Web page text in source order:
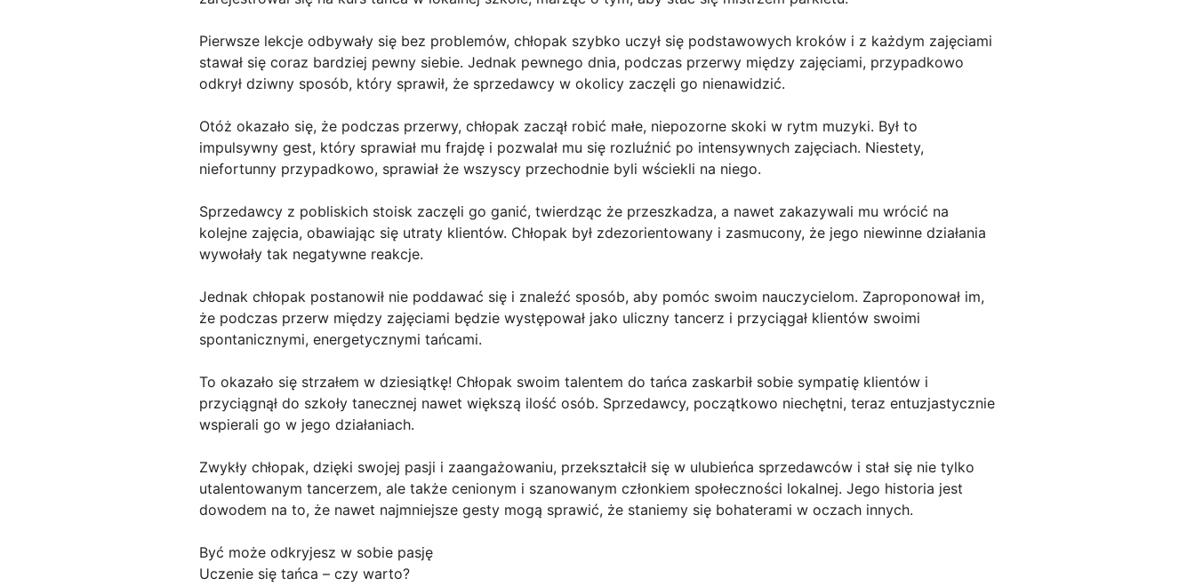
Pierwsze lekcje odbywały się bez problemów, chłopak szybko uczył się podstawowych kroków i z każdym zajęciami
stawał się coraz bardziej pewny siebie. Jednak pewnego dnia, podczas przerwy między zajęciami, przypadkowo
odkrył dziwny sposób, który sprawił, że sprzedawcy w okolicy zaczęli go nienawidzić.
Otóż okazało się, że podczas przerwy, chłopak zaczął robić małe, niepozorne skoki w rytm muzyki. Był to
impulsywny gest, który sprawiał mu frajdę i pozwalał mu się rozluźnić po intensywnych zajęciach. Niestety,
niefortunny przypadkowo, sprawiał że wszyscy przechodnie byli wściekli na niego.
Sprzedawcy z pobliskich stoisk zaczęli go ganić, twierdząc że przeszkadza, a nawet zakazywali mu wrócić na
kolejne zajęcia, obawiając się utraty klientów. Chłopak był zdezorientowany i zasmucony, że jego niewinne działania
wywołały tak negatywne reakcje.
Jednak chłopak postanowił nie poddawać się i znaleźć sposób, aby pomóc swoim nauczycielom. Zaproponował im,
że podczas przerw między zajęciami będzie występował jako uliczny tancerz i przyciągał klientów swoimi
spontanicznymi, energetycznymi tańcami.
To okazało się strzałem w dziesiątkę! Chłopak swoim talentem do tańca zaskarbił sobie sympatię klientów i
przyciągnął do szkoły tanecznej nawet większą ilość osób. Sprzedawcy, początkowo niechętni, teraz entuzjastycznie
wspierali go w jego działaniach.
Zwykły chłopak, dzięki swojej pasji i zaangażowaniu, przekształcił się w ulubieńca sprzedawców i stał się nie tylko
utalentowanym tancerzem, ale także cenionym i szanowanym członkiem społeczności lokalnej. Jego historia jest
dowodem na to, że nawet najmniejsze gesty mogą sprawić, że staniemy się bohaterami w oczach innych.
Być może odkryjesz w sobie pasję
Uczenie się tańca – czy warto?